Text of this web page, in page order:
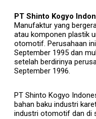
PT Shinto Kogyo
Manufaktur yang
atau komponen plastik
otomotif. Perusahaan
September 1995 dan
setelah berdirinya
September 1996.
PT Shinto Kogyo
bahan baku industri
industri otomotif dan di